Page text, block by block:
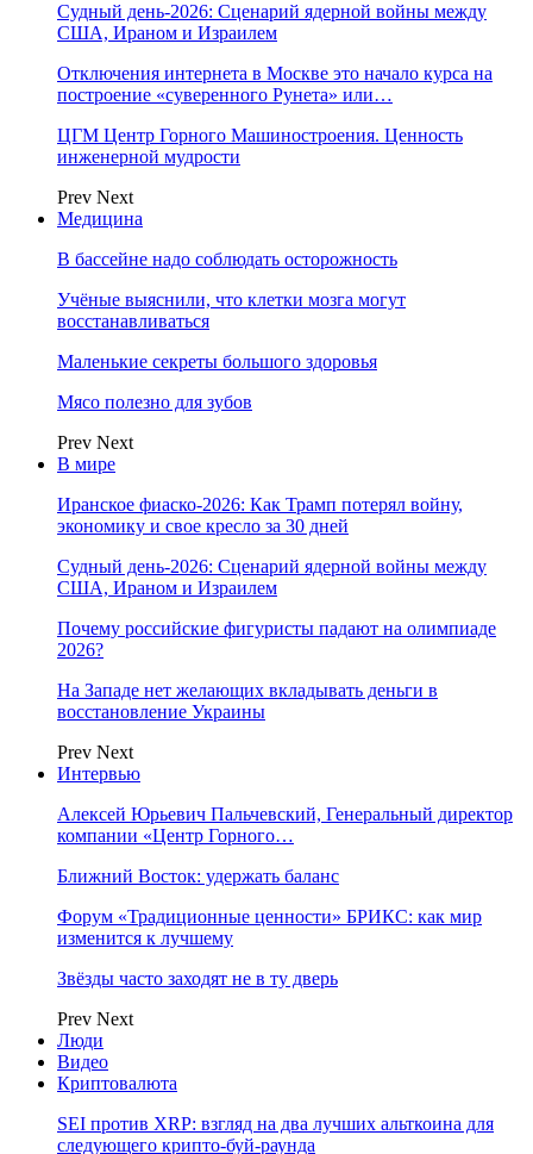
Судный день-2026: Сценарий ядерной войны между
США, Ираном и Израилем
Отключения интернета в Москве это начало курса на
построение «суверенного Рунета» или…
ЦГМ Центр Горного Машиностроения. Ценность
инженерной мудрости
Prev Next
Медицина
В бассейне надо соблюдать осторожность
Учёные выяснили, что клетки мозга могут
восстанавливаться
Маленькие секреты большого здоровья
Мясо полезно для зубов
Prev Next
В мире
Иранское фиаско-2026: Как Трамп потерял войну,
экономику и свое кресло за 30 дней
Судный день-2026: Сценарий ядерной войны между
США, Ираном и Израилем
Почему российские фигуристы падают на олимпиаде
2026?
На Западе нет желающих вкладывать деньги в
восстановление Украины
Prev Next
Интервью
Алексей Юрьевич Пальчевский, Генеральный директор
компании «Центр Горного…
Ближний Восток: удержать баланс
Форум «Традиционные ценности» БРИКС: как мир
изменится к лучшему
Звёзды часто заходят не в ту дверь
Prev Next
Люди
Видео
Криптовалюта
SEI против XRP: взгляд на два лучших альткоина для
следующего крипто-буй-раунда